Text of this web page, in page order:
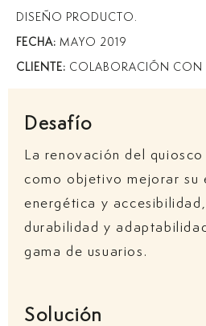
DISEÑO PRODUCTO.
FECHA: MAYO 2019
CLIENTE: COLABORACIÓN CON
Desafío
La renovación del
como objetivo mejorar su
energética y
durabilidad y
gama de usuarios.
Solución